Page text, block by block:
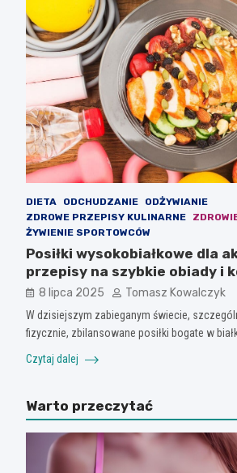
DIETA ODCHUDZANIE
ODŻYWIANIE
ZDROWE PRZEPISY KULINARNE
ŻYWIENIE SPORTOWCÓW
Posiłki wysokobiałkowe dla
przepisy na szybkie obiady i
8 lipca 2025 Tomasz Kowalczyk
W dzisiejszym zabieganym świecie,
fizycznie, zbilansowane posiłki bogate w
Czytaj dalej
Warto przeczytać